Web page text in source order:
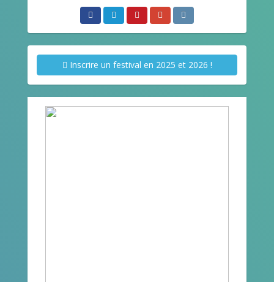
Inscrire un festival en 2025 et 2026 !